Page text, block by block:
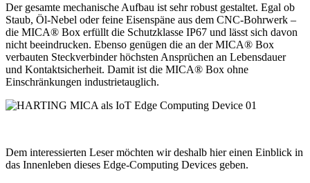
Der gesamte mechanische Aufbau ist sehr robust gestaltet. Egal ob
Staub, Öl-Nebel oder feine Eisenspäne aus dem CNC-Bohrwerk –
die MICA® Box erfüllt die Schutzklasse IP67 und lässt sich davon
nicht beeindrucken. Ebenso genügen die an der MICA® Box
verbauten Steckverbinder höchsten Ansprüchen an Lebensdauer
und Kontaktsicherheit. Damit ist die MICA® Box ohne
Einschränkungen industrietauglich.
Dem interessierten Leser möchten wir deshalb hier einen Einblick in
das Innenleben dieses Edge-Computing Devices geben.